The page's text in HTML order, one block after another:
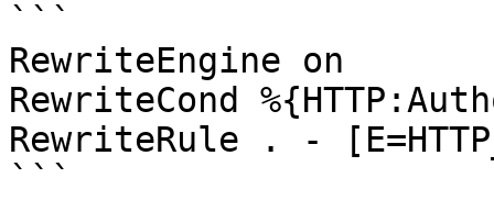
```
RewriteEngine on
RewriteCond
RewriteRule . -
```